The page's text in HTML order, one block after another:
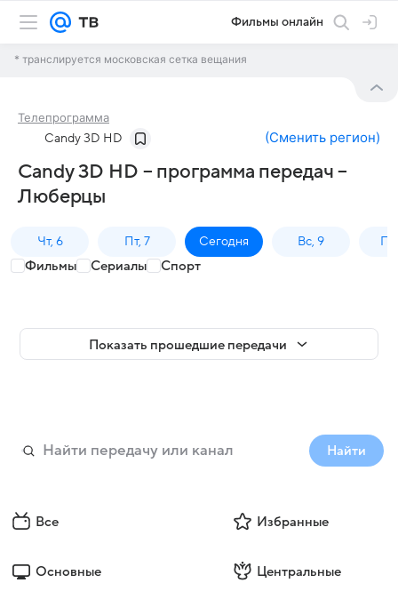
Фильмы онлайн
* транслируется московская сетка вещания
Телепрограмма
Candy 3D HD (Сменить регион)
Candy 3D HD – программа передач –
Люберцы
Чт, 6 Пт, 7 Сегодня Вс, 9
Фильмы Сериалы Спорт
Показать прошедшие передачи
Найти
Все Избранные
Основные Центральные